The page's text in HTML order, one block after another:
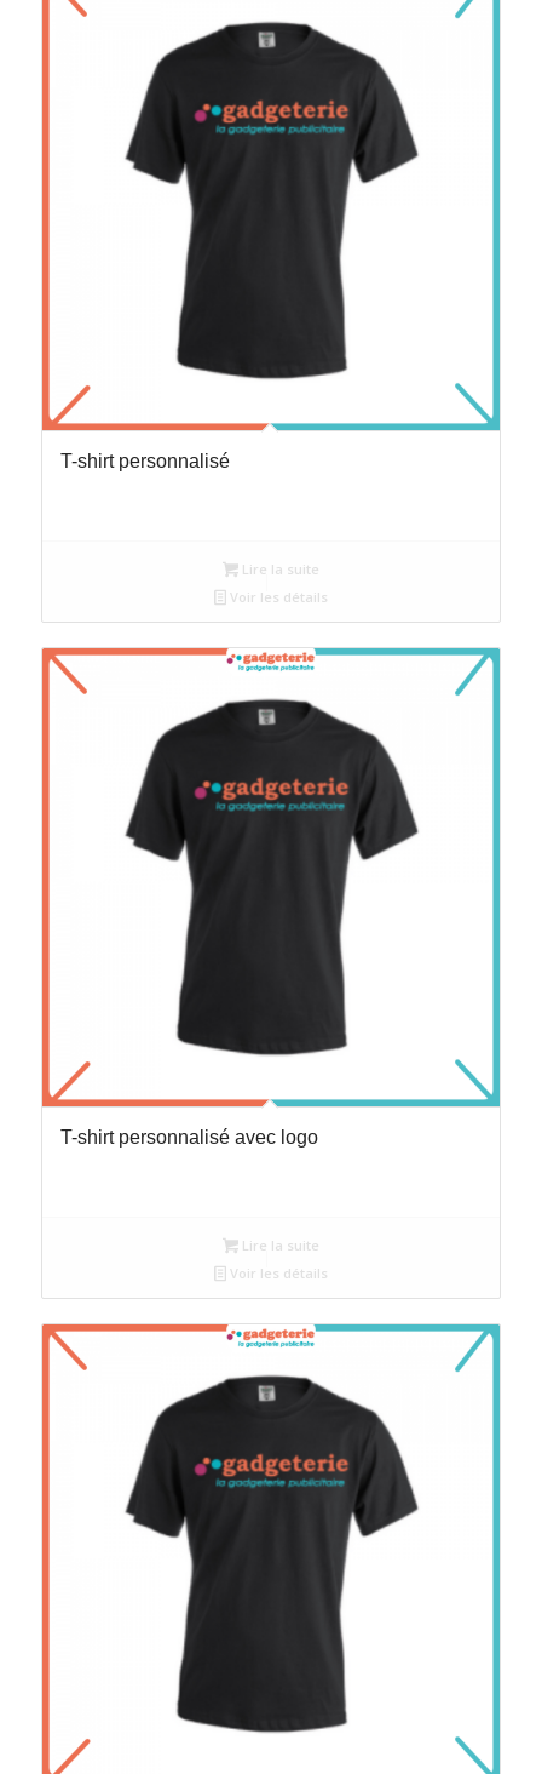
T-shirt personnalisé
Lire la suite
Voir les détails
T-shirt personnalisé avec logo
Lire la suite
Voir les détails